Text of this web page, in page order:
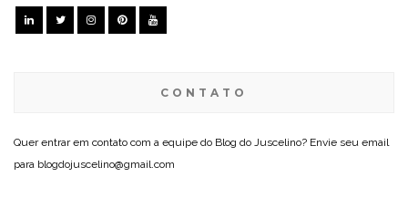
CONTATO
Quer entrar em contato com a equipe do Blog do Juscelino? Envie seu email
para blogdojuscelino@gmail.com